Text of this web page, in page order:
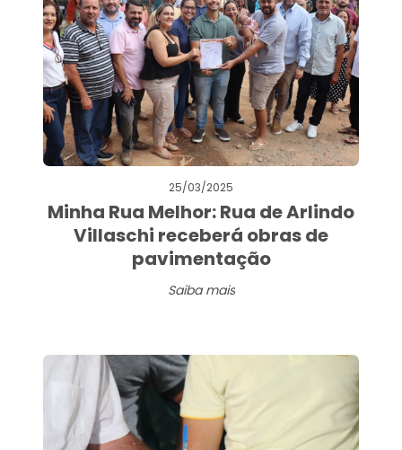
25/03/2025
Minha Rua Melhor: Rua de Arlindo
Villaschi receberá obras de
pavimentação
Saiba mais